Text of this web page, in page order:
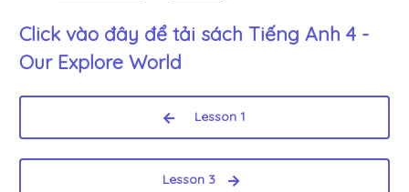
Click vào đây để tải sách Tiếng Anh 4 -
Our Explore World
Lesson 1
Lesson 3